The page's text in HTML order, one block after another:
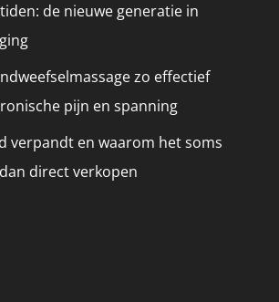
de nieuwe generatie in
zo effectief
pijn en spanning
verpandt en waarom het soms
direct verkopen